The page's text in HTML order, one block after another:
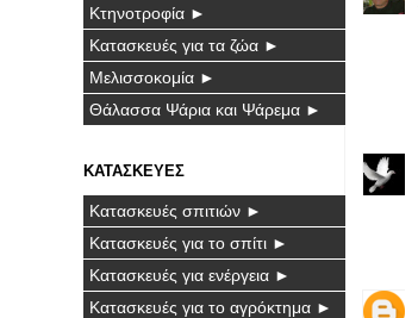
Κτηνοτροφία ►
Κατασκευές για τα ζώα ►
Μελισσοκομία ►
Θάλασσα Ψάρια και Ψάρεμα ►
ΚΑΤΑΣΚΕΥΕΣ
Κατασκευές σπιτιών ►
Κατασκευές για το σπίτι ►
Κατασκευές για ενέργεια ►
Κατασκευές για το αγρόκτημα ►